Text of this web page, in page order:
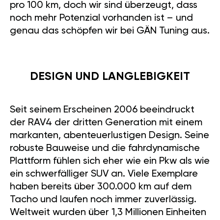
pro 100 km, doch wir sind überzeugt, dass
noch mehr Potenzial vorhanden ist – und
genau das schöpfen wir bei GÄN Tuning aus.
DESIGN UND LANGLEBIGKEIT
Seit seinem Erscheinen 2006 beeindruckt
der RAV4 der dritten Generation mit einem
markanten, abenteuerlustigen Design. Seine
robuste Bauweise und die fahrdynamische
Plattform fühlen sich eher wie ein Pkw als wie
ein schwerfälliger SUV an. Viele Exemplare
haben bereits über 300.000 km auf dem
Tacho und laufen noch immer zuverlässig.
Weltweit wurden über 1,3 Millionen Einheiten